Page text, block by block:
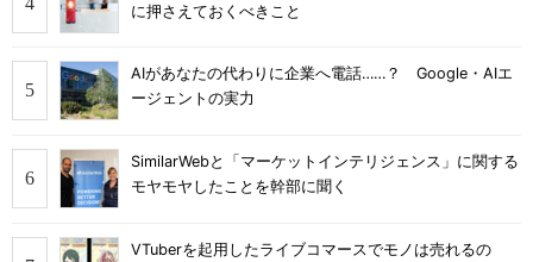
に押さえておくべきこと
AIがあなたの代わりに企業へ電話……？ Google・AIエ
ージェントの実力
SimilarWebと「マーケットインテリジェンス」に関する
モヤモヤしたことを幹部に聞く
VTuberを起用したライブコマースでモノは売れるの